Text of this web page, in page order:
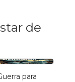
de
para